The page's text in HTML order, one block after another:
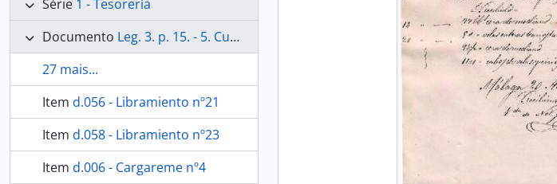
Série 1 - Tesorería
Documento Leg. 3. p. 15. - 5. Cuentas y comprobantes de Octubre de 1877 a Julio de 1878/de 1878.
27 mais...
Item d.056 - Libramiento nº21
Item d.058 - Libramiento nº23
Item d.006 - Cargareme nº4